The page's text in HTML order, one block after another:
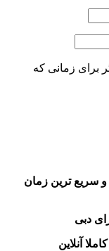
برای زمانی که
و سریع ترین زمان
دبی
آنلاین